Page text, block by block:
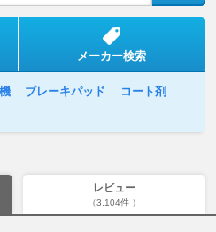
メーカー検索
ブレーキパッド
コート剤
レビュー
（3,104件 ）